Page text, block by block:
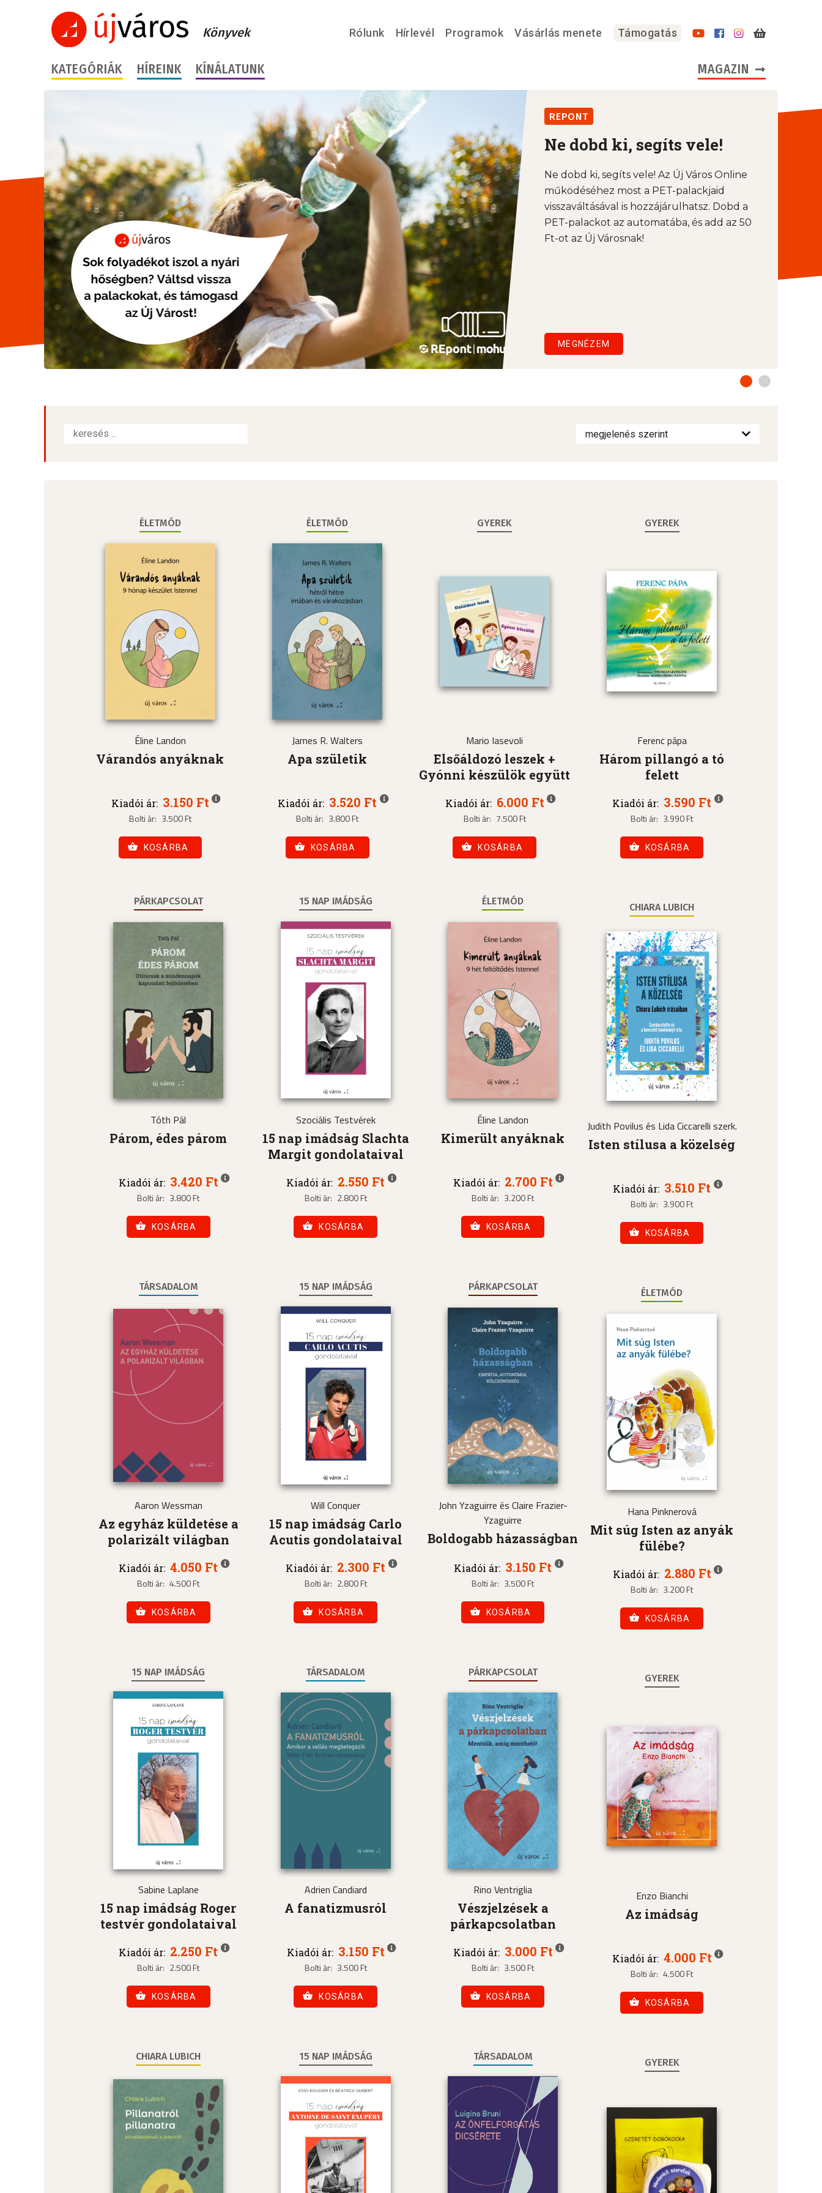
Könyvek Rólunk Hírlevél Programok Vásárlás menete Támogatás
KATEGÓRIÁK HÍREINK KÍNÁLATUNK MAGAZIN
REPONT
Ne dobd ki, segíts vele!
Ne dobd ki, segíts vele! Az Új Város Online
működéséhez most a PET-palackjaid
visszaváltásával is hozzájárulhatsz. Dobd a
PET-palackot az automatába, és add az 50
Ft-ot az Új Városnak!
MEGNÉZEM
ÉLETMÓD
Éline Landon
Várandós anyáknak
Kiadói ár: 3.150 Ft
Bolti ár: 3.500 Ft
KOSÁRBA
ÉLETMÓD
James R. Walters
Apa születik
Kiadói ár: 3.520 Ft
Bolti ár: 3.800 Ft
KOSÁRBA
GYEREK
Mario Iasevoli
Elsőáldozó leszek +
Gyónni készülök együtt
Kiadói ár: 6.000 Ft
Bolti ár: 7.500 Ft
KOSÁRBA
GYEREK
Ferenc pápa
Három pillangó a tó
felett
Kiadói ár: 3.590 Ft
Bolti ár: 3.990 Ft
KOSÁRBA
PÁRKAPCSOLAT
Tóth Pál
Párom, édes párom
Kiadói ár: 3.420 Ft
Bolti ár: 3.800 Ft
KOSÁRBA
15 NAP IMÁDSÁG
Szociális Testvérek
15 nap imádság Slachta
Margit gondolataival
Kiadói ár: 2.550 Ft
Bolti ár: 2.800 Ft
KOSÁRBA
ÉLETMÓD
Éline Landon
Kimerült anyáknak
Kiadói ár: 2.700 Ft
Bolti ár: 3.200 Ft
KOSÁRBA
CHIARA LUBICH
Judith Povilus és Lida Ciccarelli szerk.
Isten stílusa a közelség
Kiadói ár: 3.510 Ft
Bolti ár: 3.900 Ft
KOSÁRBA
TÁRSADALOM
Aaron Wessman
Az egyház küldetése a
polarizált világban
Kiadói ár: 4.050 Ft
Bolti ár: 4.500 Ft
KOSÁRBA
15 NAP IMÁDSÁG
Will Conquer
15 nap imádság Carlo
Acutis gondolataival
Kiadói ár: 2.300 Ft
Bolti ár: 2.800 Ft
KOSÁRBA
PÁRKAPCSOLAT
John Yzaguirre és Claire Frazier-
Yzaguirre
Boldogabb házasságban
Kiadói ár: 3.150 Ft
Bolti ár: 3.500 Ft
KOSÁRBA
ÉLETMÓD
Hana Pinknerová
Mit súg Isten az anyák
fülébe?
Kiadói ár: 2.880 Ft
Bolti ár: 3.200 Ft
KOSÁRBA
15 NAP IMÁDSÁG
Sabine Laplane
15 nap imádság Roger
testvér gondolataival
Kiadói ár: 2.250 Ft
Bolti ár: 2.500 Ft
KOSÁRBA
TÁRSADALOM
Adrien Candiard
A fanatizmusról
Kiadói ár: 3.150 Ft
Bolti ár: 3.500 Ft
KOSÁRBA
PÁRKAPCSOLAT
Rino Ventriglia
Vészjelzések a
párkapcsolatban
Kiadói ár: 3.000 Ft
Bolti ár: 3.500 Ft
KOSÁRBA
GYEREK
Enzo Bianchi
Az imádság
Kiadói ár: 4.000 Ft
Bolti ár: 4.500 Ft
KOSÁRBA
CHIARA LUBICH 15 NAP IMÁDSÁG TÁRSADALOM
GYEREK